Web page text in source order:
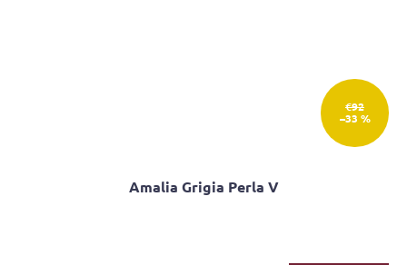
€92
–33 %
Amalia Grigia Perla V